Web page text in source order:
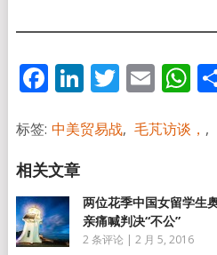
Facebook
LinkedIn
Twitter
标签: 中美贸易战, 毛芃访谈， ,
两位花季中国女留学生
亲痛喊判决“不公”
2 条评论 | 2 月 5, 2016